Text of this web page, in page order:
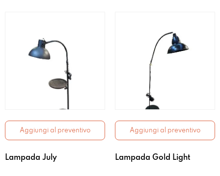
Aggiungi al preventivo Aggiungi al preventivo
Lampada July Lampada Gold Light